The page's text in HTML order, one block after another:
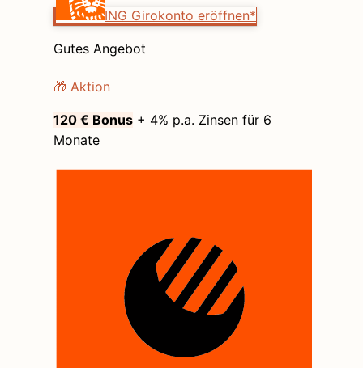
ING Girokonto eröffnen*
Gutes Angebot
🎁 Aktion
120 € Bonus + 4% p.a. Zinsen für 6
Monate